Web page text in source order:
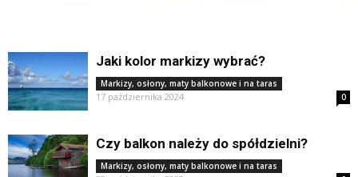
Jaki kolor markizy wybrać?
Markizy, osłony, maty balkonowe i na taras
17 października 2024 0
Czy balkon należy do spółdzielni?
Markizy, osłony, maty balkonowe i na taras